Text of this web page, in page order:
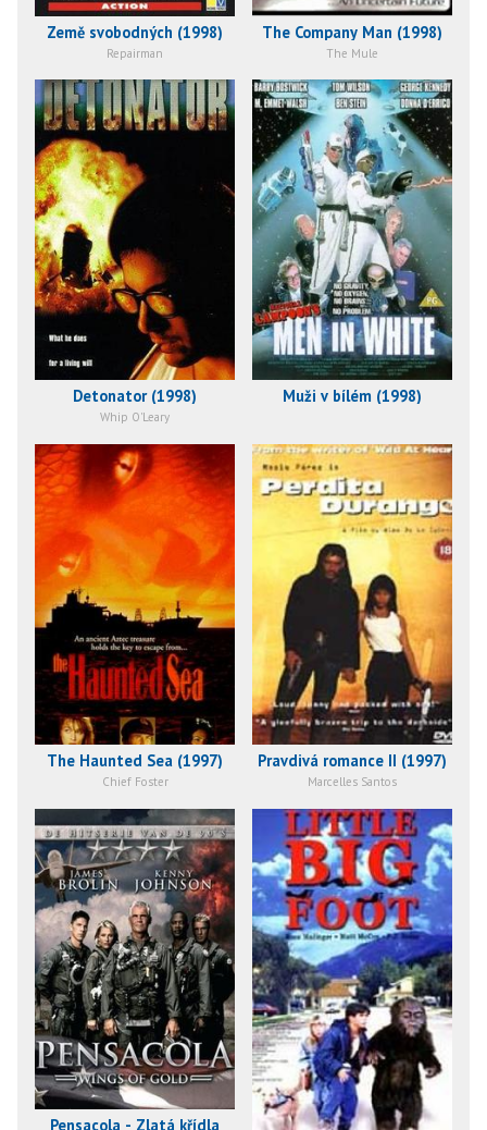
Země svobodných (1998)
Repairman
The Company Man (1998)
The Mule
Detonator (1998)
Whip O'Leary
Muži v bílém (1998)
The Haunted Sea (1997)
Chief Foster
Pravdivá romance II (1997)
Marcelles Santos
Pensacola - Zlatá křídla